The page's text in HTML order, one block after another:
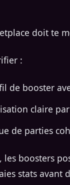
doit te
:
de booster
claire
de parties
les boosters
stats avant